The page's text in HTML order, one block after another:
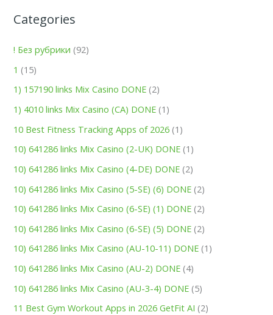
Categories
! Без рубрики (92)
1 (15)
1) 157190 links Mix Casino DONE (2)
1) 4010 links Mix Casino (CA) DONE (1)
10 Best Fitness Tracking Apps of 2026 (1)
10) 641286 links Mix Casino (2-UK) DONE (1)
10) 641286 links Mix Casino (4-DE) DONE (2)
10) 641286 links Mix Casino (5-SE) (6) DONE (2)
10) 641286 links Mix Casino (6-SE) (1) DONE (2)
10) 641286 links Mix Casino (6-SE) (5) DONE (2)
10) 641286 links Mix Casino (AU-10-11) DONE (1)
10) 641286 links Mix Casino (AU-2) DONE (4)
10) 641286 links Mix Casino (AU-3-4) DONE (5)
11 Best Gym Workout Apps in 2026 GetFit AI (2)